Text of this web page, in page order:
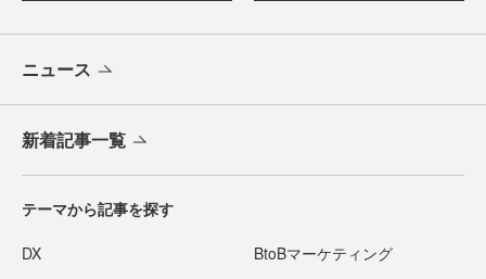
ニュース
新着記事一覧
テーマから記事を探す
DX BtoBマーケティング